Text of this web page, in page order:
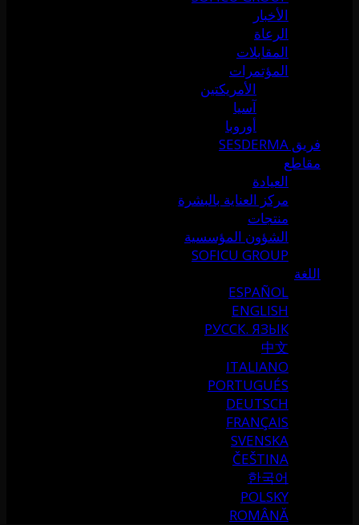
الأخبار
الرعاة
المقابلات
المؤتمرات
الأمريكتين
آسيا
أوروبا
فريق SESDERMA
مقاطع
العيادة
مركز العناية بالبشرة
منتجات
الشؤون المؤسسية
SOFICU GROUP
اللغة
ESPAÑOL
ENGLISH
РУССК. ЯЗЫК
中文
ITALIANO
PORTUGUÉS
DEUTSCH
FRANÇAIS
SVENSKA
ČEŠTINA
한국어
POLSKY
ROMÂNĂ